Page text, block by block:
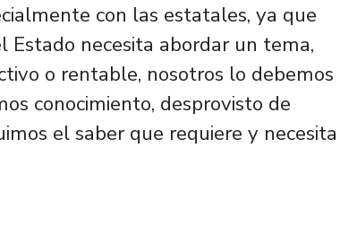
con las estatales, ya que
Estado necesita abordar un tema,
o rentable, nosotros lo debemos
conocimiento, desprovisto de
el saber que requiere y necesita